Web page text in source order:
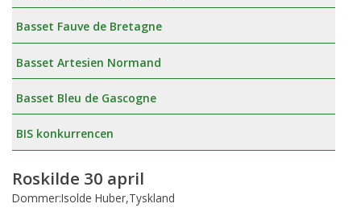
Basset Fauve de Bretagne
Basset Artesien Normand
Basset Bleu de Gascogne
BIS konkurrencen
Roskilde 30 april
Dommer:Isolde Huber,Tyskland